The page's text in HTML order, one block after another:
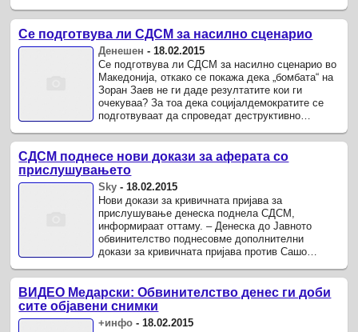
поднесе ...
Се подготвува ли СДСМ за насилно сценарио
Денешен - 18.02.2015
Се подготвува ли СДСМ за насилно сценарио во
Македонија, откако се покажа дека „бомбата“ на
Зоран Заев не ги даде резултатите кои ги
очекуваа? За тоа дека социјалдемократите се
подготвуваат да спроведат деструктивно
СДСМ поднесе нови докази за аферата со
прислушувањето
Sky - 18.02.2015
Нови докази за кривичната пријава за
прислушување денеска поднела СДСМ,
информираат оттаму. – Денеска до Јавното
обвинителство поднесовме дополнителни
докази за кривичната пријава против Сашо
прислушување – ...
ВИДЕО Медарски: Обвинителство денес ги доби
сите објавени снимки
+инфо - 18.02.2015